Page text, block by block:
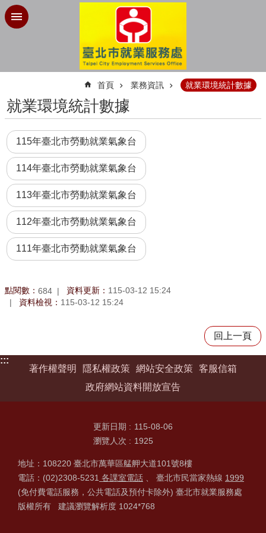
跳到主要內容區塊
首頁 業務資訊 就業環境統計數據
就業環境統計數據
115年臺北市勞動就業氣象台
114年臺北市勞動就業氣象台
113年臺北市勞動就業氣象台
112年臺北市勞動就業氣象台
111年臺北市勞動就業氣象台
點閱數： 684 資料更新： 115-03-12 15:24
資料檢視： 115-03-12 15:24
回上一頁
:::
著作權聲明
隱私權政策 網站安全政策 客服信箱
政府網站資料開放宣告
更新日期
115-08-06
瀏覽人次
1925
地址：108220 臺北市萬華區艋舺大道101號8樓
電話：(02)2308-5231 各課室電話 、 臺北市民當家熱線 1999
(免付費電話服務，公共電話及預付卡除外) 臺北市就業服務處
版權所有 建議瀏覽解析度 1024*768